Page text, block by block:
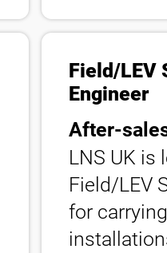
Field/LEV
Engineer
After-
LNS UK is
Field/LEV
for